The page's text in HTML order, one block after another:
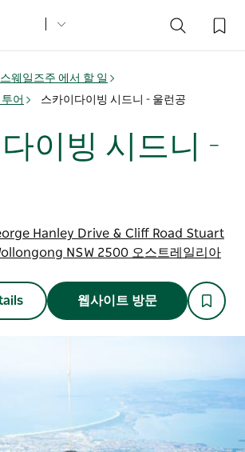
웨일즈주 에서 할 일
어
스카이다이빙 시드니 - 울런공
이빙 시드니 -
Hanley Drive & Cliff Road Stuart
NSW 2500 오스트레일리아
웹사이트 방문